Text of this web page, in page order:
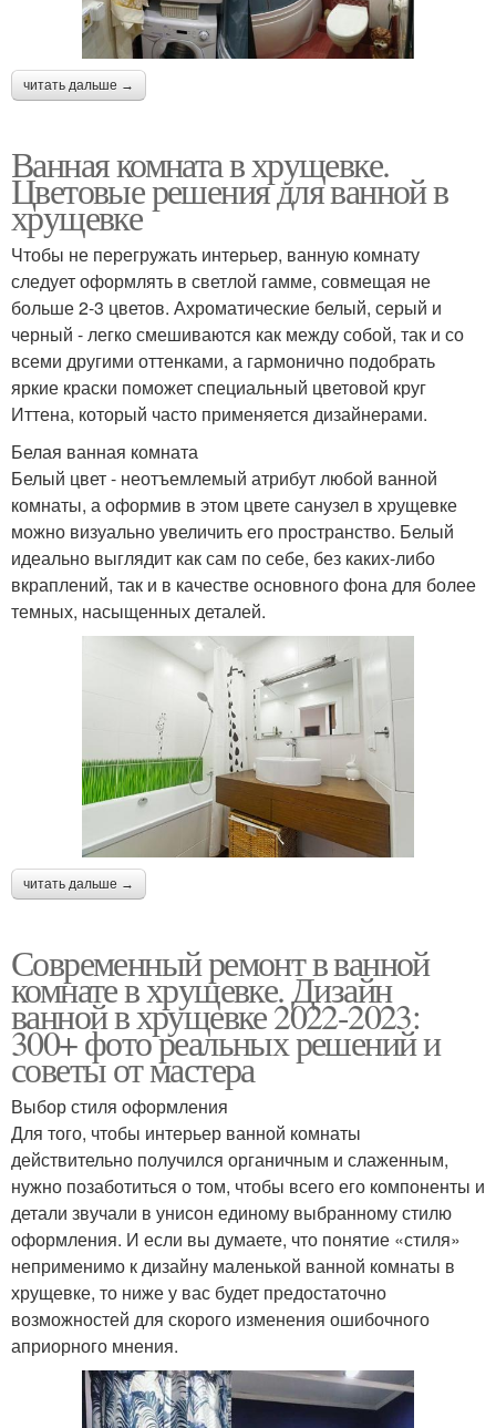
читать дальше →
Ванная комната в хрущевке.
Цветовые решения для ванной в
хрущевке
Чтобы не перегружать интерьер, ванную комнату
следует оформлять в светлой гамме, совмещая не
больше 2-3 цветов. Ахроматические белый, серый и
черный - легко смешиваются как между собой, так и со
всеми другими оттенками, а гармонично подобрать
яркие краски поможет специальный цветовой круг
Иттена, который часто применяется дизайнерами.
Белая ванная комната
Белый цвет - неотъемлемый атрибут любой ванной
комнаты, а оформив в этом цвете санузел в хрущевке
можно визуально увеличить его пространство. Белый
идеально выглядит как сам по себе, без каких-либо
вкраплений, так и в качестве основного фона для более
темных, насыщенных деталей.
читать дальше →
Современный ремонт в ванной
комнате в хрущевке. Дизайн
ванной в хрущевке 2022-2023:
300+ фото реальных решений и
советы от мастера
Выбор стиля оформления
Для того, чтобы интерьер ванной комнаты
действительно получился органичным и слаженным,
нужно позаботиться о том, чтобы всего его компоненты и
детали звучали в унисон единому выбранному стилю
оформления. И если вы думаете, что понятие «стиля»
неприменимо к дизайну маленькой ванной комнаты в
хрущевке, то ниже у вас будет предостаточно
возможностей для скорого изменения ошибочного
априорного мнения.